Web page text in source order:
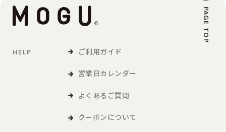
トへの掲載等の方法により、本規約を変更する旨、変更後の
本規約の内容および変更の効力発生日を利用者に通知しま
「利用者」とは、本サービスの閲覧または本サービスによる商品
の購入など、本サービスの利用を行う方をいいます。
および各種サービスをいい、販促品を含みます。。
HELP ご利用ガイド
営業日カレンダー
よくあるご質問
クーポンについて
PAGE TOP